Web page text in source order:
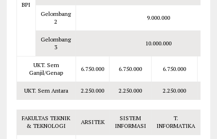
BPI
Gelombang
2
9.000.000
Gelombang
3
10.000.000
UKT. Sem
Ganjil/Genap
6.750.000 6.750.000 6.750.000
UKT. Sem Antara 2.250.000 2.250.000 2.250.000
FAKULTAS TEKNIK
& TEKNOLOGI
ARSITEK
SISTEM
INFORMASI
T.
INFORMATIKA